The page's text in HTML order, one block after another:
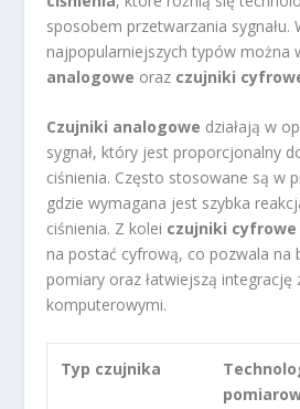
sposobem przetwarzania sygnału.
najpopularniejszych typów można
analogowe oraz czujniki
Czujniki analogowe działają w
sygnał, który jest proporcjonalny
ciśnienia. Często stosowane są w
gdzie wymagana jest szybka
ciśnienia. Z kolei czujniki cyfrowe
na postać cyfrową, co pozwala na
pomiary oraz łatwiejszą integrację
komputerowymi.
Typ czujnika